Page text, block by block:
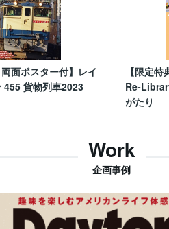
両面ポスター付】レイ
455 貨物列車2023
【限定
Re-
がたり
Work
企画事例